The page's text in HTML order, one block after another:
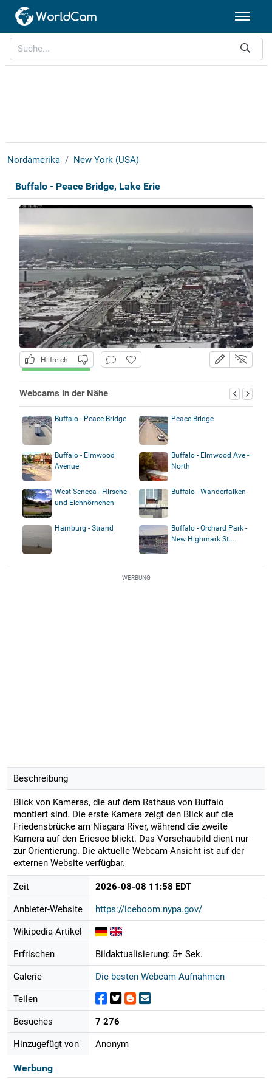
Nordamerika New York (USA)
Buffalo - Peace Bridge, Lake Erie
Hilfreich
Webcams in der Nähe
Buffalo - Peace Bridge Peace Bridge
Buffalo - Elmwood
Avenue
Buffalo - Elmwood Ave -
North
West Seneca - Hirsche
und Eichhörnchen
Buffalo - Wanderfalken
Hamburg - Strand
Buffalo - Orchard Park -
New Highmark St...
WERBUNG
Beschreibung
Blick von Kameras, die auf dem Rathaus von Buffalo
montiert sind. Die erste Kamera zeigt den Blick auf die
Friedensbrücke am Niagara River, während die zweite
Kamera auf den Eriesee blickt. Das Vorschaubild dient nur
zur Orientierung. Die aktuelle Webcam-Ansicht ist auf der
externen Website verfügbar.
Zeit 2026-08-08 11:58 EDT
Anbieter-Website https://iceboom.nypa.gov/
Wikipedia-Artikel
Erfrischen Bildaktualisierung: 5+ Sek.
Galerie Die besten Webcam-Aufnahmen
Teilen
Besuches 7 276
Hinzugefügt von Anonym
Werbung